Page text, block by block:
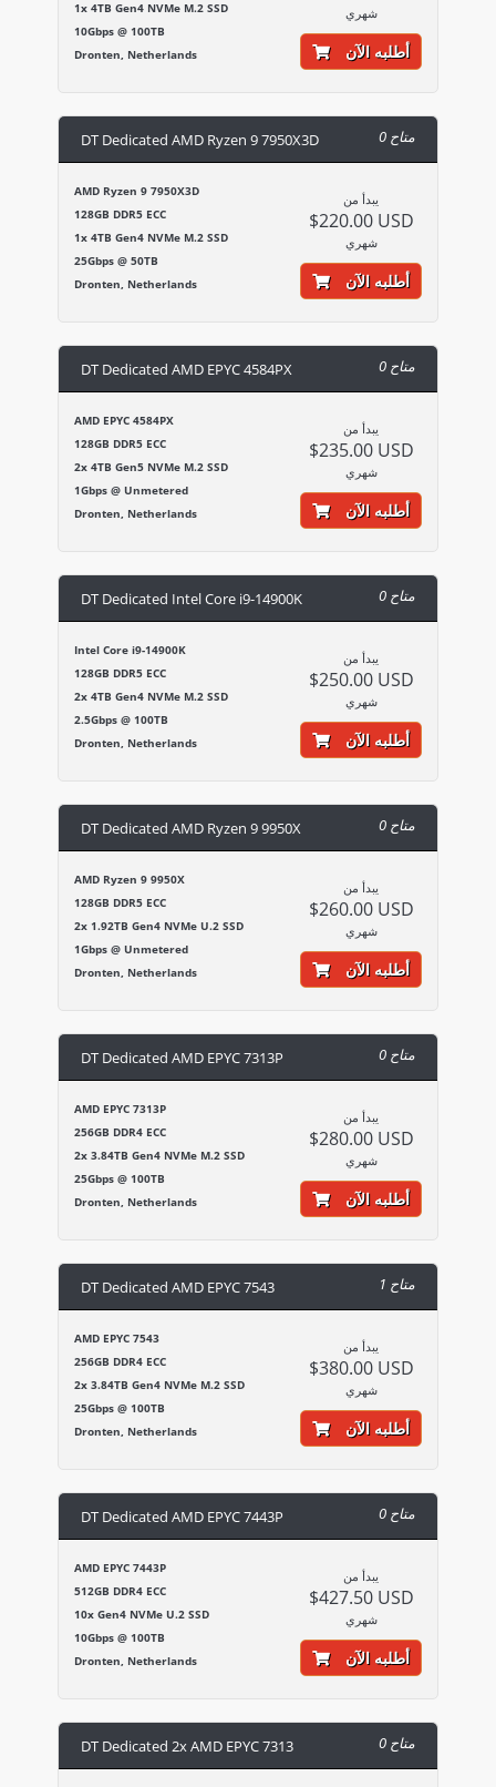
1x 4TB Gen4 NVMe M.2 SSD
10Gbps @ 100TB
Dronten, Netherlands
شهري
أطلبه الآن
DT Dedicated AMD Ryzen 9 7950X3D 0 متاح
AMD Ryzen 9 7950X3D
128GB DDR5 ECC
1x 4TB Gen4 NVMe M.2 SSD
25Gbps @ 50TB
Dronten, Netherlands
يبدأ من
$220.00 USD
شهري
أطلبه الآن
DT Dedicated AMD EPYC 4584PX 0 متاح
AMD EPYC 4584PX
128GB DDR5 ECC
2x 4TB Gen5 NVMe M.2 SSD
1Gbps @ Unmetered
Dronten, Netherlands
يبدأ من
$235.00 USD
شهري
أطلبه الآن
DT Dedicated Intel Core i9-14900K 0 متاح
Intel Core i9-14900K
128GB DDR5 ECC
2x 4TB Gen4 NVMe M.2 SSD
2.5Gbps @ 100TB
Dronten, Netherlands
يبدأ من
$250.00 USD
شهري
أطلبه الآن
DT Dedicated AMD Ryzen 9 9950X 0 متاح
AMD Ryzen 9 9950X
128GB DDR5 ECC
2x 1.92TB Gen4 NVMe U.2 SSD
1Gbps @ Unmetered
Dronten, Netherlands
يبدأ من
$260.00 USD
شهري
أطلبه الآن
DT Dedicated AMD EPYC 7313P 0 متاح
AMD EPYC 7313P
256GB DDR4 ECC
2x 3.84TB Gen4 NVMe M.2 SSD
25Gbps @ 100TB
Dronten, Netherlands
يبدأ من
$280.00 USD
شهري
أطلبه الآن
DT Dedicated AMD EPYC 7543 1 متاح
AMD EPYC 7543
256GB DDR4 ECC
2x 3.84TB Gen4 NVMe M.2 SSD
25Gbps @ 100TB
Dronten, Netherlands
يبدأ من
$380.00 USD
شهري
أطلبه الآن
DT Dedicated AMD EPYC 7443P 0 متاح
AMD EPYC 7443P
512GB DDR4 ECC
10x Gen4 NVMe U.2 SSD
10Gbps @ 100TB
Dronten, Netherlands
يبدأ من
$427.50 USD
شهري
أطلبه الآن
DT Dedicated 2x AMD EPYC 7313 0 متاح